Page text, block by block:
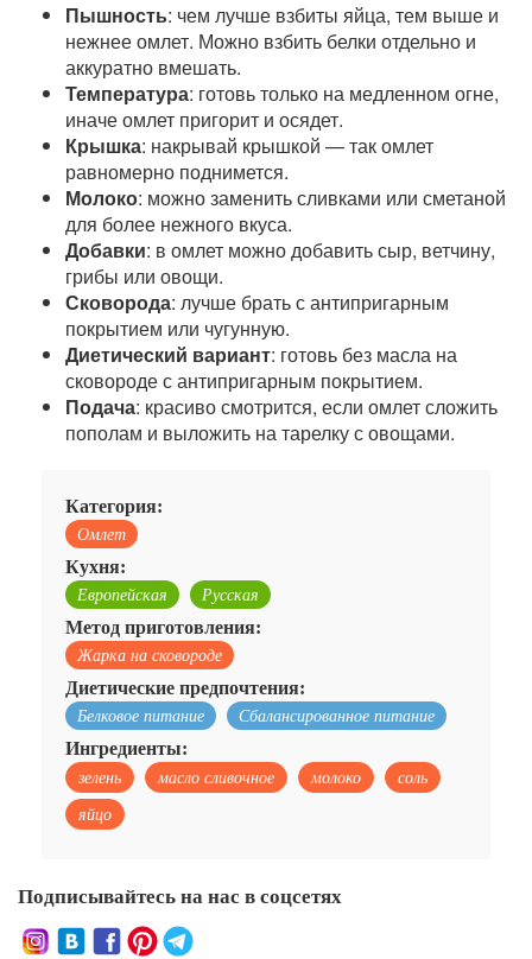
Пышность: чем лучше взбиты яйца, тем выше и
нежнее омлет. Можно взбить белки отдельно и
аккуратно вмешать.
Температура: готовь только на медленном огне,
иначе омлет пригорит и осядет.
Крышка: накрывай крышкой — так омлет
равномерно поднимется.
Молоко: можно заменить сливками или сметаной
для более нежного вкуса.
Добавки: в омлет можно добавить сыр, ветчину,
грибы или овощи.
Сковорода: лучше брать с антипригарным
покрытием или чугунную.
Диетический вариант: готовь без масла на
сковороде с антипригарным покрытием.
Подача: красиво смотрится, если омлет сложить
пополам и выложить на тарелку с овощами.
Категория:
Омлет
Кухня:
Европейская Русская
Метод приготовления:
Жарка на сковороде
Диетические предпочтения:
Белковое питание Сбалансированное питание
Ингредиенты:
зелень масло сливочное молоко
соль
яйцо
Подписывайтесь на нас в соцсетях